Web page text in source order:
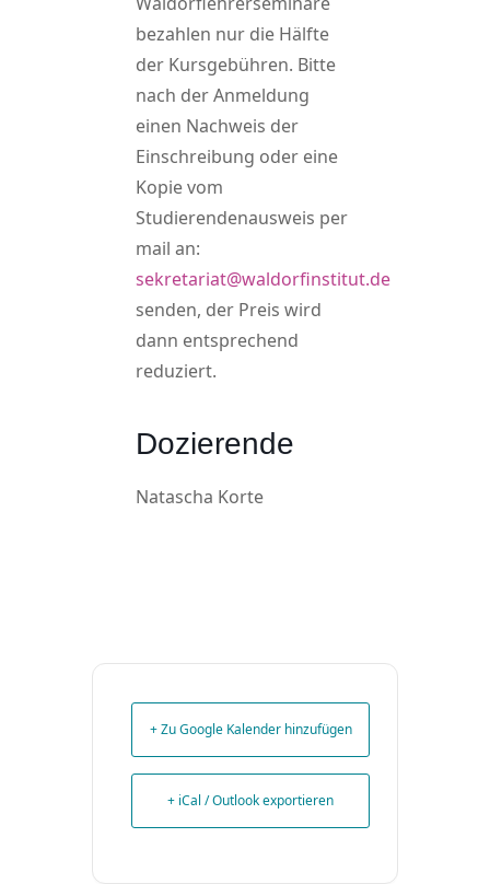
bezahlen nur die Hälfte
der Kursgebühren. Bitte
nach der Anmeldung
einen Nachweis der
Einschreibung oder eine
Kopie vom
Studierendenausweis per
mail an:
sekretariat@waldorfinstitut.de
senden, der Preis wird
dann entsprechend
reduziert.
Dozierende
Natascha Korte
+ Zu Google Kalender hinzufügen
+ iCal / Outlook exportieren